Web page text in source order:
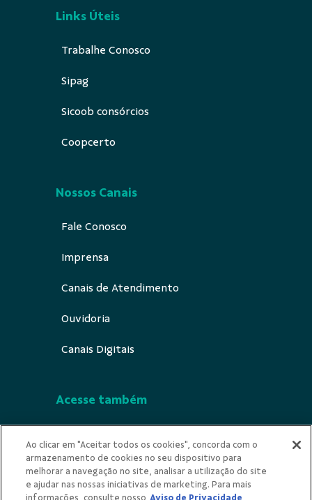
Links Úteis
Trabalhe Conosco
Sipag
Sicoob consórcios
Coopcerto
Nossos Canais
Fale Conosco
Imprensa
Canais de Atendimento
Ouvidoria
Canais Digitais
Acesse também
Indícios de Ilicitude
Privacidade
Ao clicar em "Aceitar todos os cookies", concorda com o
armazenamento de cookies no seu dispositivo para
melhorar a navegação no site, analisar a utilização do site
e ajudar nas nossas iniciativas de marketing. Para mais
informações, consulte nosso Aviso de Privacidade